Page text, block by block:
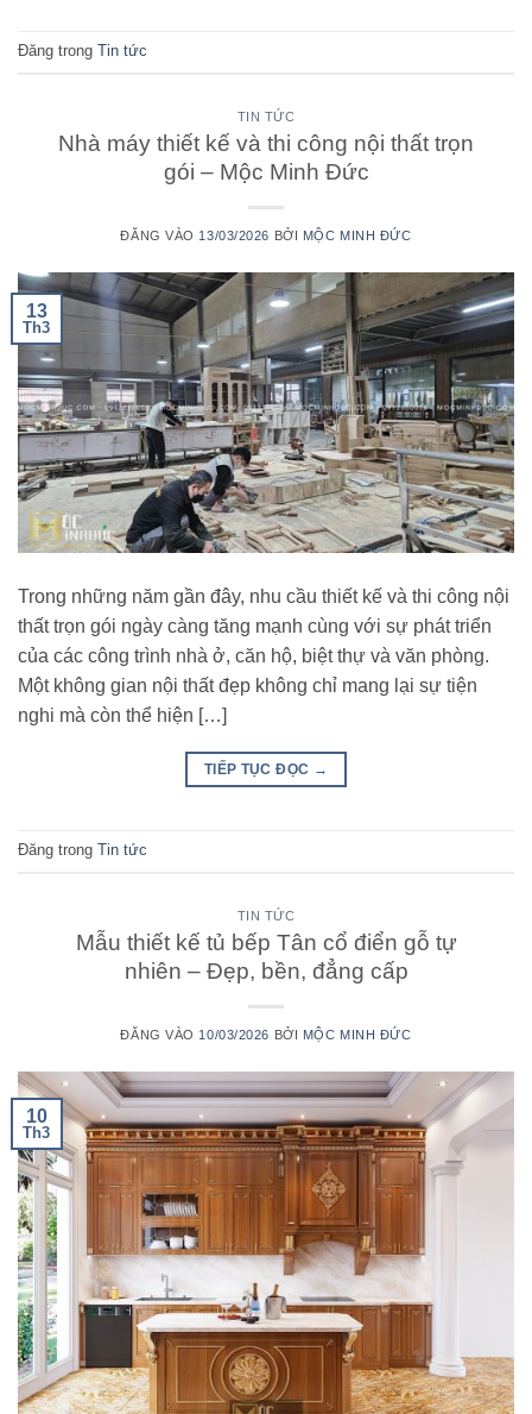
Đăng trong Tin tức
TIN TỨC
Nhà máy thiết kế và thi công nội thất trọn
gói – Mộc Minh Đức
ĐĂNG VÀO13/03/2026 BỞI MỘC MINH ĐỨC
13
Th3
Trong những năm gần đây, nhu cầu thiết kế và thi công nội
thất trọn gói ngày càng tăng mạnh cùng với sự phát triển
của các công trình nhà ở, căn hộ, biệt thự và văn phòng.
Một không gian nội thất đẹp không chỉ mang lại sự tiện
nghi mà còn thể hiện […]
TIẾP TỤC ĐỌC →
Đăng trong Tin tức
TIN TỨC
Mẫu thiết kế tủ bếp Tân cổ điển gỗ tự
nhiên – Đẹp, bền, đẳng cấp
ĐĂNG VÀO 10/03/2026 BỞI MỘC MINH ĐỨC
10
Th3